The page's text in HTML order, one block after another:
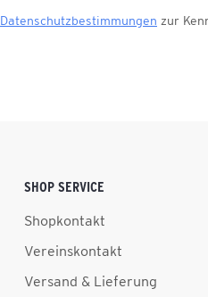
Datenschutzbestimmungen zur
SHOP SERVICE
Shopkontakt
Vereinskontakt
Versand & Lieferung